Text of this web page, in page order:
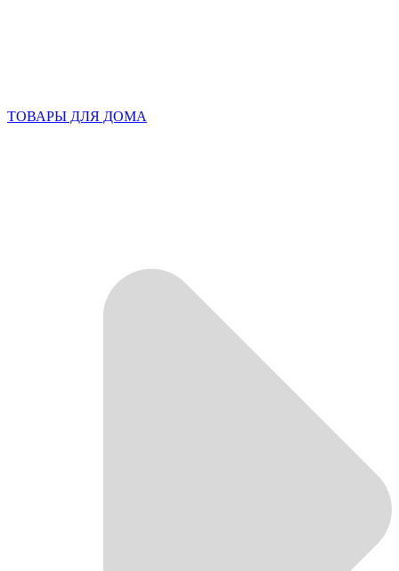
ТОВАРЫ ДЛЯ ДОМА